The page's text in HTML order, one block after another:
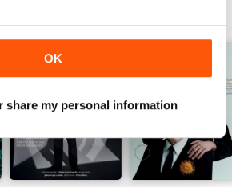
OK
share my personal information